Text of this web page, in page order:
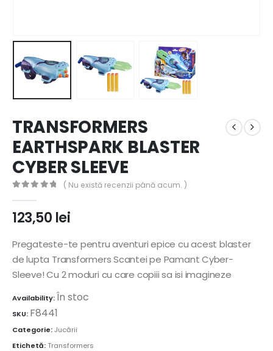
TRANSFORMERS
EARTHSPARK BLASTER
CYBER SLEEVE
( Nu există recenzii până acum. )
123,50 lei
Pregateste-te pentru aventuri epice cu acest blaster
de lupta Transformers Scantei pe Pamant Cyber-
Sleeve! Cu 2 moduri cu care copiii sa isi imagineze
Availability:În stoc
SKU: F8441
Categorie:Jucării
Etichetă:Transformers